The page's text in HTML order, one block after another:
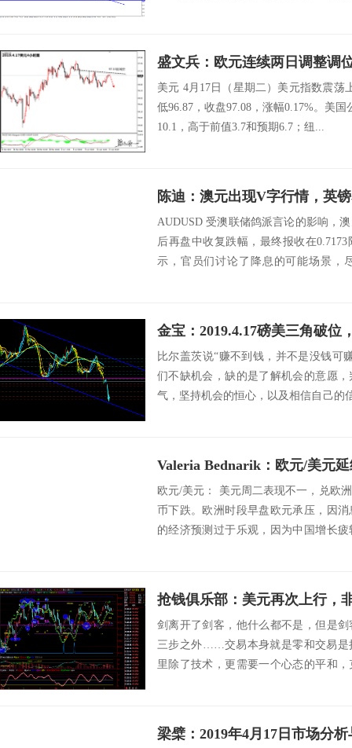
盛文兵：欧元连续两日调整调
美元 4月17日（星期二）美元指数震荡
低96.87，收盘97.08，涨幅0.17%。美
10.1，高于前值3.7和预期6.7；纽...
陈迪：澳元出现V字行情，英
AUDUSD 受澳联储鸽派言论的影响，
后再盘中收复跌幅，最终报收在
示，官员们讨论了降息的可能场景，
金宝：2019.4.17磅美三角破位
比尔盖茨说“赚不到钱，并不是没钱可
们不缺机会，缺的是了解机会的意愿
气，坚持机会的恒心，以及相信自己
Valeria Bednarik：欧元/美元
欧元/美元： 美元周二表现不一，兑欧
币下跌。欧洲时段早盘欧元承压，因
的经济预测过于乐观，因为中国增长
抢钱俱乐部：美元再次上行，
剑离开了剑客，他什么都不是，但是
三步之外……交易本身就是零和交易是
里除了技术，更需要一个心态的平和
梁檗：2019年4月17日市场分